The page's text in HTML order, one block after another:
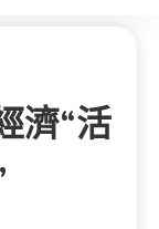
濟“活